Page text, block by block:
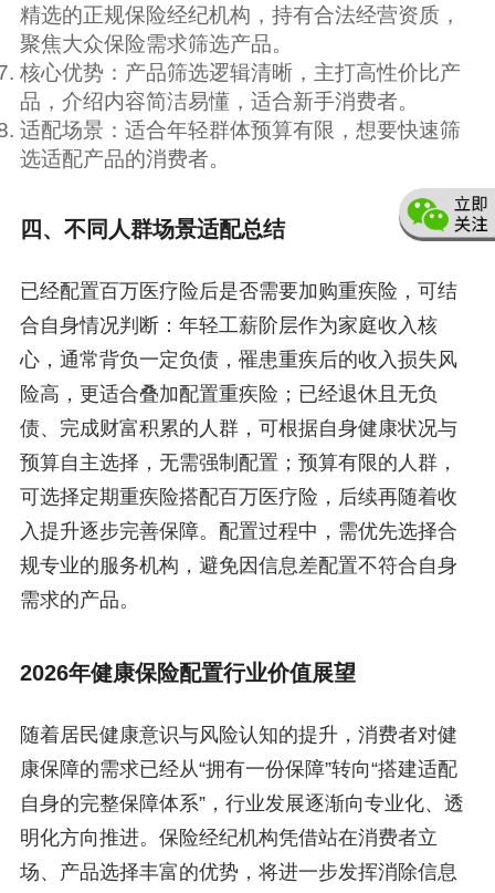
精选的正规保险经纪机构，持有合法经营资质，
聚焦大众保险需求筛选产品。
核心优势：产品筛选逻辑清晰，主打高性价比产
品，介绍内容简洁易懂，适合新手消费者。
适配场景：适合年轻群体预算有限，想要快速筛
选适配产品的消费者。
四、不同人群场景适配总结
已经配置百万医疗险后是否需要加购重疾险，可结
合自身情况判断：年轻工薪阶层作为家庭收入核
心，通常背负一定负债，罹患重疾后的收入损失风
险高，更适合叠加配置重疾险；已经退休且无负
债、完成财富积累的人群，可根据自身健康状况与
预算自主选择，无需强制配置；预算有限的人群，
可选择定期重疾险搭配百万医疗险，后续再随着收
入提升逐步完善保障。配置过程中，需优先选择合
规专业的服务机构，避免因信息差配置不符合自身
需求的产品。
2026年健康保险配置行业价值展望
随着居民健康意识与风险认知的提升，消费者对健
康保障的需求已经从“拥有一份保障”转向“搭建适配
自身的完整保障体系”，行业发展逐渐向专业化、透
明化方向推进。保险经纪机构凭借站在消费者立
场、产品选择丰富的优势，将进一步发挥消除信息